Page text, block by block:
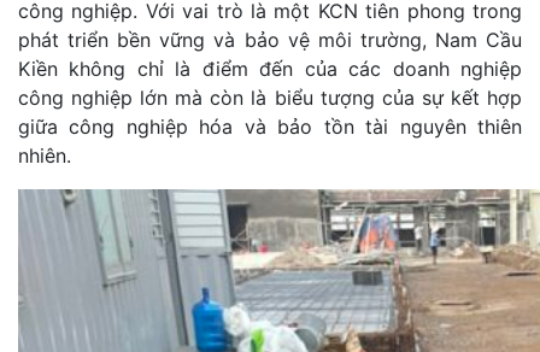
công nghiệp. Với vai trò là một KCN tiên phong trong
phát triển bền vững và bảo vệ môi trường, Nam Cầu
Kiền không chỉ là điểm đến của các doanh nghiệp
công nghiệp lớn mà còn là biểu tượng của sự kết hợp
giữa công nghiệp hóa và bảo tồn tài nguyên thiên
nhiên.